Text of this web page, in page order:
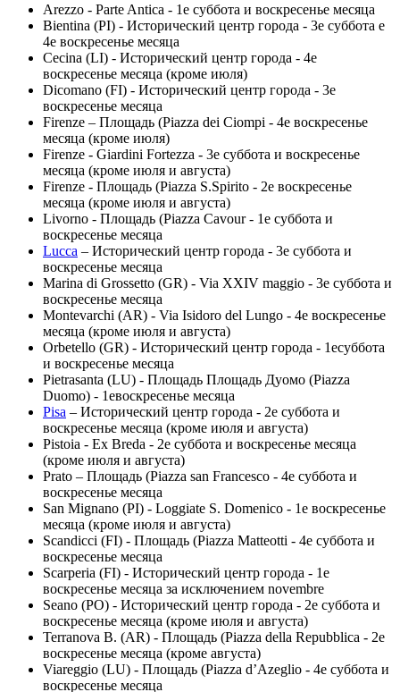
Arezzo - Parte Antica - 1е суббота и воскресенье месяца
Bientina (PI) - Исторический центр города - 3е суббота e
4е воскресенье месяца
Cecina (LI) - Исторический центр города - 4е
воскресенье месяца (кроме июля)
Dicomano (FI) - Исторический центр города - 3е
воскресенье месяца
Firenze – Площадь (Piazza dei Ciompi - 4е воскресенье
месяца (кроме июля)
Firenze - Giardini Fortezza - 3е суббота и воскресенье
месяца (кроме июля и августа)
Firenze - Площадь (Piazza S.Spirito - 2е воскресенье
месяца (кроме июля и августа)
Livorno - Площадь (Piazza Cavour - 1е суббота и
воскресенье месяца
Lucca – Исторический центр города - 3е суббота и
воскресенье месяца
Marina di Grossetto (GR) - Via XXIV maggio - 3е суббота и
воскресенье месяца
Montevarchi (AR) - Via Isidoro del Lungo - 4е воскресенье
месяца (кроме июля и августа)
Orbetello (GR) - Исторический центр города - 1есуббота
и воскресенье месяца
Pietrasanta (LU) - Площадь Площадь Дуомо (Piazza
Duomo) - 1евоскресенье месяца
Pisa – Исторический центр города - 2е суббота и
воскресенье месяца (кроме июля и августа)
Pistoia - Ex Breda - 2е суббота и воскресенье месяца
(кроме июля и августа)
Prato – Площадь (Piazza san Francesco - 4е суббота и
воскресенье месяца
San Mignano (PI) - Loggiate S. Domenico - 1е воскресенье
месяца (кроме июля и августа)
Scandicci (FI) - Площадь (Piazza Matteotti - 4е суббота и
воскресенье месяца
Scarperia (FI) - Исторический центр города - 1е
воскресенье месяца за исключением novembre
Seano (PO) - Исторический центр города - 2е суббота и
воскресенье месяца (кроме июля и августа)
Terranova B. (AR) - Площадь (Piazza della Repubblica - 2е
воскресенье месяца (кроме августа)
Viareggio (LU) - Площадь (Piazza d’Azeglio - 4е суббота и
воскресенье месяца